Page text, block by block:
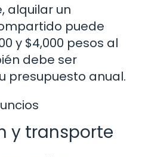
alquilar un
puede
y $4,000 pesos al
debe ser
presupuesto anual.
y transporte